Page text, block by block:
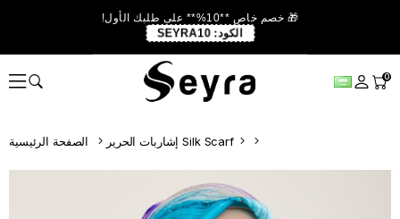
🎁 خصم خاص **10%** على طلبك الأول!
الكود: SEYRA10
0
إشاربات الحرير Silk Scarf